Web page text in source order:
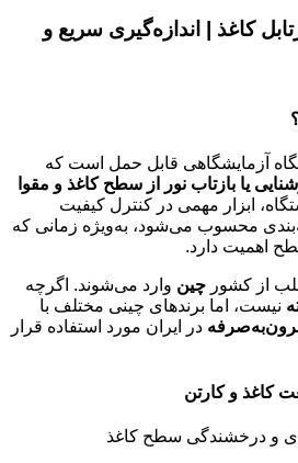
کاغذ | اندازه‌گیری سریع و
آزمایشگاهی قابل حمل است که
یا بازتاب نور از سطح کاغذ و مقوا
ابزار مهمی در کنترل کیفیت
محسوب می‌شود، به‌ویژه زمانی که
اهمیت دارد.
از کشور چین وارد می‌شوند. اگرچه
نیست، اما برندهای چینی مختلف با
در ایران مورد استفاده قرار
کاغذ و کارتن
و درخشندگی سطح کاغذ